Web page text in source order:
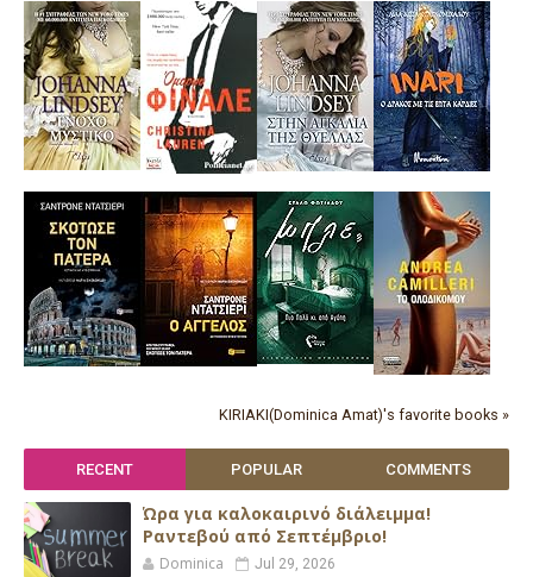
KIRIAKI(Dominica Amat)'s favorite books »
RECENT POPULAR COMMENTS
Ώρα για καλοκαιρινό διάλειμμα!
Ραντεβού από Σεπτέμβριο!
Dominica Jul 29, 2026